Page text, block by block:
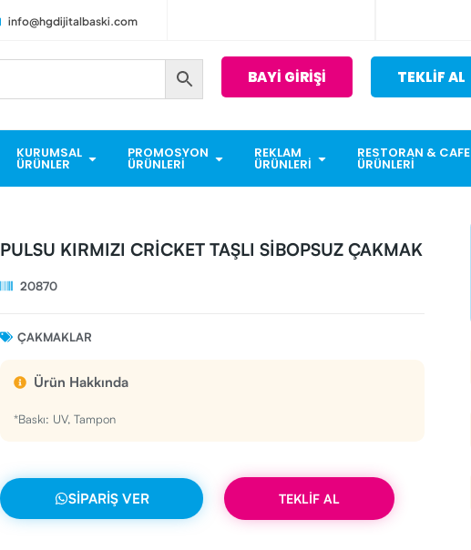
info@hgdijitalbaski.com
BAYİ GİRİŞİ TEKLİF AL
KURUMSAL
ÜRÜNLER
PROMOSYON
ÜRÜNLERI
REKLAM
ÜRÜNLERI
RESTORAN & CAFE
ÜRÜNLERI
PULSU KIRMIZI CRİCKET TAŞLI SİBOPSUZ ÇAKMAK
20870
ÇAKMAKLAR
Ürün Hakkında
*Baskı: UV, Tampon
SIPARIŞ VER TEKLİF AL